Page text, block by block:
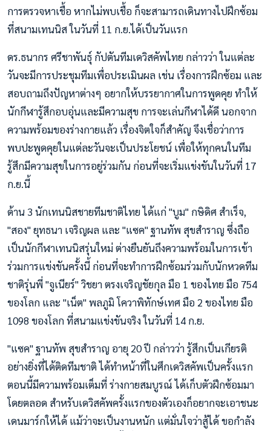
การตรวจหาเชื้อ หากไม่พบเชื้อ ก็จะสามารถเดินทางไปฝึกซ้อม
ที่สนามเทนนิส ในวันที่ 11 ก.ย.ได้เป็นวันแรก
ดร.ธนากร ศรีชาพันธุ์ กัปตันทีมเดวิสคัพไทย กล่าวว่า ในแต่ละ
วันจะมีการประชุมทีมเพื่อประเมินผล เช่น เรื่องการฝึกซ้อม และ
สอบถามถึงปัญหาต่างๆ อยากให้บรรยากาศในการพูดคุย ทำให้
นักกีฬารู้สึกอบอุ่นและมีความสุข การจะเล่นกีฬาได้ดี นอกจาก
ความพร้อมของร่างกายแล้ว เรื่องจิตใจก็สำคัญ จึงเชื่อว่าการ
พบปะพูดคุยในแต่ละวันจะเป็นประโยชน์ เพื่อให้ทุกคนในทีม
รู้สึกมีความสุขในการอยู่ร่วมกัน ก่อนที่จะเริ่มแข่งขันในวันที่ 17
ก.ย.นี้
ด้าน 3 นักเทนนิสชายทีมชาติไทย ได้แก่ "บูม" กษิดิศ สำเร็จ,
"สอง" ยุทธนา เจริญผล และ "แซค" ฐานทัพ สุขสำราญ ซึ่งถือ
เป็นนักกีฬาเทนนิสรุ่นใหม่ ต่างยืนยันถึงความพร้อมในการเข้า
ร่วมการแข่งขันครั้งนี้ ก่อนที่จะทำการฝึกซ้อมร่วมกับนักหวดทีม
ชาติรุ่นพี่ "จูเนียร์" วิชยา ตรงเจริญชัยกุล มือ 1 ของไทย มือ 754
ของโลก และ "เน็ต" พลภูมิ โควาพิทักษ์เทศ มือ 2 ของไทย มือ
1098 ของโลก ที่สนามแข่งขันจริง ในวันที่ 14 ก.ย.
"แซค" ฐานทัพ สุขสำราญ อายุ 20 ปี กล่าวว่า รู้สึกเป็นเกียรติ
อย่างยิ่งที่ได้ติดทีมชาติ ได้ทำหน้าที่ในศึกเดวิสคัพเป็นครั้งแรก
ตอนนี้มีความพร้อมเต็มที่ ร่างกายสมบูรณ์ ได้เก็บตัวฝึกซ้อมมา
โดยตลอด สำหรับเดวิสคัพครั้งแรกของตัวเองก็อยากจะเอาชนะ
เดนมาร์กให้ได้ แม้ว่าจะเป็นงานหนัก แต่มั่นใจว่าสู้ได้ ขอกำลัง